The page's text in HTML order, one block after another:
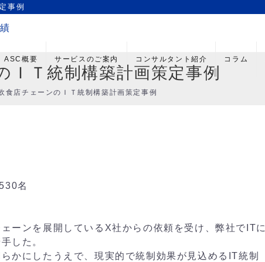
事例
ASC概要 サービスのご案内 コンサルタント紹介 コラム
ＩＴ統制構築計画策定事例
食店チェーンのＩＴ統制構築計画策定事例
名
ーンを展開しているX社からの依頼を受け、弊社でITに
した。
かにしたうえで、現実的で統制効果が見込めるIT統制